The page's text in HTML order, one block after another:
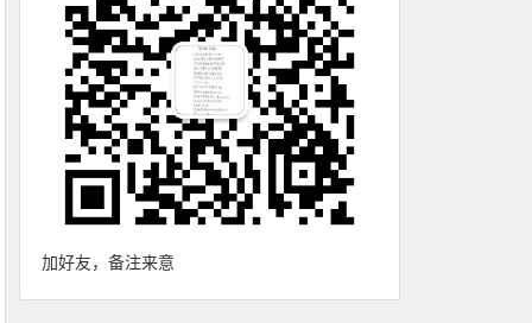
加好友，备注来意